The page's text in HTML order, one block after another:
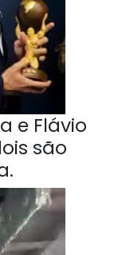
e Flávio
são